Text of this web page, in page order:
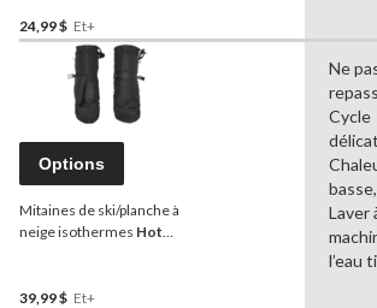
24,99 $ Et+
Options
Mitaines de ski/planche à
neige isothermes Hot
39,99 $ Et+
Ne
Cycle
basse,
Laver
l’eau